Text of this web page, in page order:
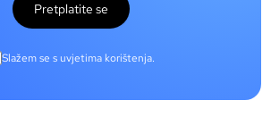
Pretplatite se
Slažem se s uvjetima korištenja.